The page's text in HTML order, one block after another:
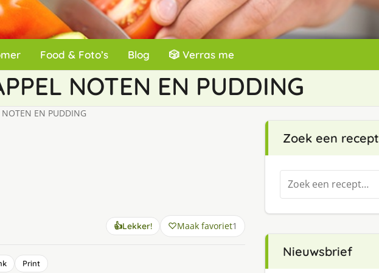
Food & Foto’s Blog 🎲 Verras me
NOTEN EN PUDDING
EN PUDDING
👍Lekker! Maak favoriet1
Print
Zoek een recept
Zoeken
naar:
Nieuwsbrief